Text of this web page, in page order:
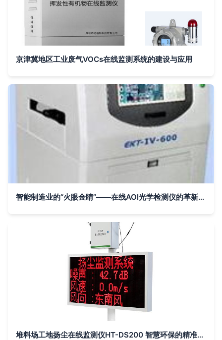
京津冀地区工业废气VOCs在线监测系统的建设与应用
智能制造业的“火眼金睛”——在线AOI光学检测仪的革新力量
堆料场工地扬尘在线监测仪HT-DS200 智慧环保的精准守护者